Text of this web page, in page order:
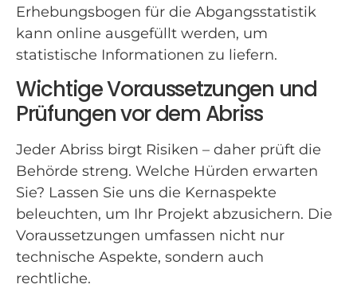
Erhebungsbogen für die Abgangsstatistik
kann online ausgefüllt werden, um
statistische Informationen zu liefern.
Wichtige Voraussetzungen und
Prüfungen vor dem Abriss
Jeder Abriss birgt Risiken – daher prüft die
Behörde streng. Welche Hürden erwarten
Sie? Lassen Sie uns die Kernaspekte
beleuchten, um Ihr Projekt abzusichern. Die
Voraussetzungen umfassen nicht nur
technische Aspekte, sondern auch
rechtliche.